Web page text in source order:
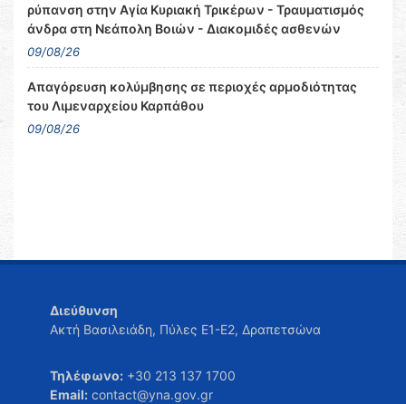
ρύπανση στην Αγία Κυριακή Τρικέρων - Τραυματισμός
άνδρα στη Νεάπολη Βοιών - Διακομιδές ασθενών
09/08/26
Απαγόρευση κολύμβησης σε περιοχές αρμοδιότητας
του Λιμεναρχείου Καρπάθου
09/08/26
Διεύθυνση
Ακτή Βασιλειάδη, Πύλες Ε1-Ε2, Δραπετσώνα
Τηλέφωνο: +30 213 137 1700
Email: contact@yna.gov.gr